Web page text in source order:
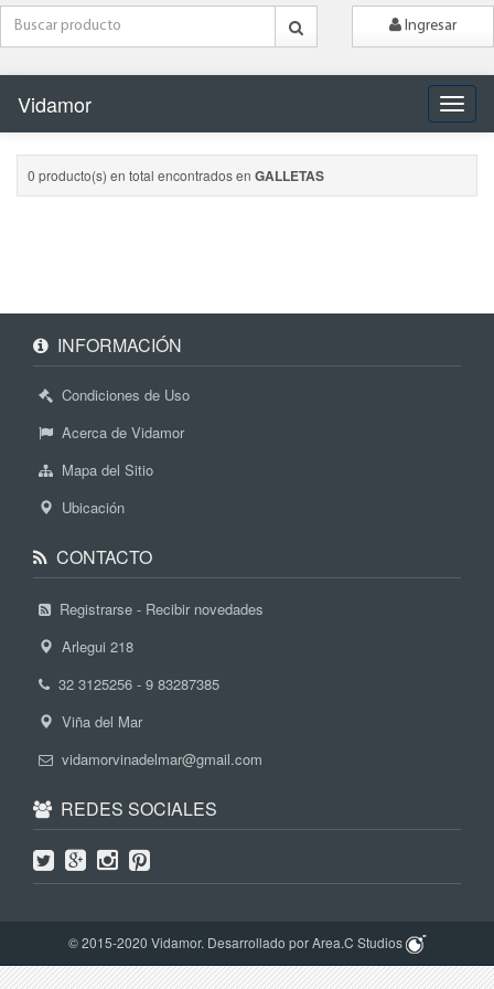
Ingresar
Vidamor
0 producto(s) en total encontrados en GALLETAS
INFORMACIÓN
Condiciones de Uso
Acerca de Vidamor
Mapa del Sitio
Ubicación
CONTACTO
Registrarse - Recibir novedades
Arlegui 218
32 3125256 - 9 83287385
Viña del Mar
vidamorvinadelmar@gmail.com
REDES SOCIALES
© 2015-2020 Vidamor. Desarrollado por Area.C Studios